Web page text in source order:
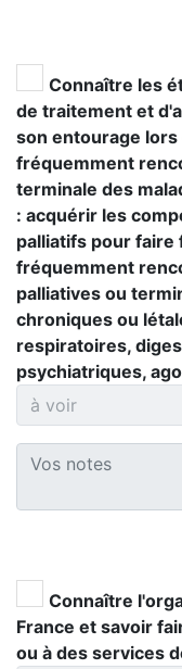
Connaître les
de traitement et
son entourage
fréquemment
terminale des
: acquérir les
palliatifs pour faire
fréquemment
palliatives ou
chroniques ou
respiratoires,
psychiatriques,
Connaître
France et savoir
ou à des services